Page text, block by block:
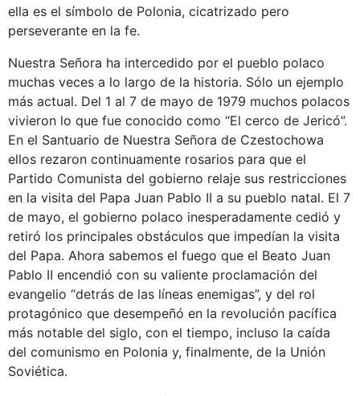
ella es el símbolo de Polonia, cicatrizado pero
perseverante en la fe.
Nuestra Señora ha intercedido por el pueblo polaco
muchas veces a lo largo de la historia. Sólo un ejemplo
más actual. Del 1 al 7 de mayo de 1979 muchos polacos
vivieron lo que fue conocido como “El cerco de Jericó”.
En el Santuario de Nuestra Señora de Czestochowa
ellos rezaron continuamente rosarios para que el
Partido Comunista del gobierno relaje sus restricciones
en la visita del Papa Juan Pablo II a su pueblo natal. El 7
de mayo, el gobierno polaco inesperadamente cedió y
retiró los principales obstáculos que impedían la visita
del Papa. Ahora sabemos el fuego que el Beato Juan
Pablo II encendió con su valiente proclamación del
evangelio “detrás de las líneas enemigas”, y del rol
protagónico que desempeñó en la revolución pacífica
más notable del siglo, con el tiempo, incluso la caída
del comunismo en Polonia y, finalmente, de la Unión
Soviética.